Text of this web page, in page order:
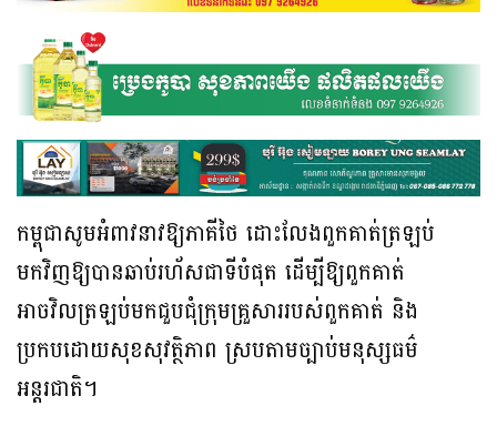
កម្ពុជាសូមអំពាវនាវឱ្យភាគីថៃ ដោះលែងពួកគាត់ត្រឡប់
មកវិញឱ្យបានឆាប់រហ័សជាទីបំផុត ដើម្បីឱ្យពួកគាត់
អាចវិលត្រឡប់មកជួបជុំក្រុមគ្រួសាររបស់ពួកគាត់ និង
ប្រកបដោយសុខសុវត្ថិភាព ស្របតាមច្បាប់មនុស្សធម៌
អន្តរជាតិ។